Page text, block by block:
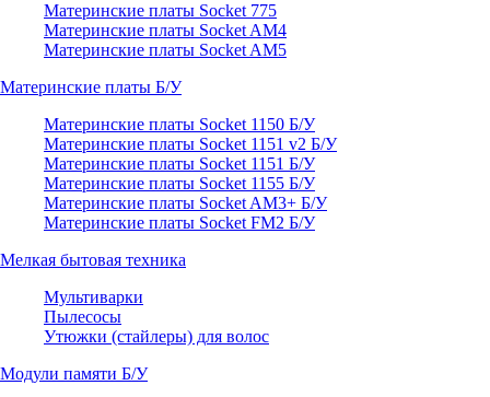
Материнские платы Socket 775
Материнские платы Socket AM4
Материнские платы Socket AM5
Материнские платы Б/У
Материнские платы Socket 1150 Б/У
Материнские платы Socket 1151 v2 Б/У
Материнские платы Socket 1151 Б/У
Материнские платы Socket 1155 Б/У
Материнские платы Socket AM3+ Б/У
Материнские платы Socket FM2 Б/У
Мелкая бытовая техника
Мультиварки
Пылесосы
Утюжки (стайлеры) для волос
Модули памяти Б/У